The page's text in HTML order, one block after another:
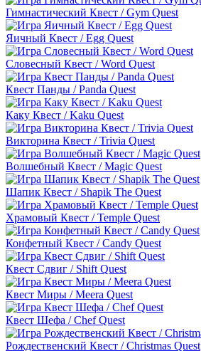
Гимнастический Квест / Gym Quest
Яичный Квест / Egg Quest
Словесный Квест / Word Quest
Квест Панды / Panda Quest
Каку Квест / Kaku Quest
Викторина Квест / Trivia Quest
Волшебный Квест / Magic Quest
Шапик Квест / Shapik The Quest
Храмовый Квест / Temple Quest
Конфетный Квест / Candy Quest
Квест Сдвиг / Shift Quest
Квест Миры / Meera Quest
Квест Шефа / Chef Quest
Рождественский Квест / Christmas Quest